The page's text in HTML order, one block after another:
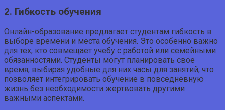
2. Гибкость обучения
Онлайн-образование предлагает студентам гибкость в
выборе времени и места обучения. Это особенно важно
для тех, кто совмещает учебу с работой или семейными
обязанностями. Студенты могут планировать свое
время, выбирая удобные для них часы для занятий, что
позволяет интегрировать обучение в повседневную
жизнь без необходимости жертвовать другими
важными аспектами.